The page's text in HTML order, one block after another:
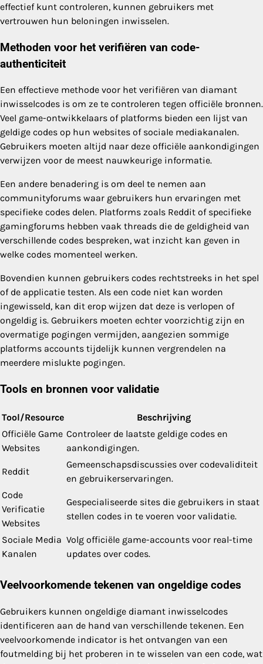
effectief kunt controleren, kunnen gebruikers met
vertrouwen hun beloningen inwisselen.
Methoden voor het verifiëren van code-
authenticiteit
Een effectieve methode voor het verifiëren van diamant
inwisselcodes is om ze te controleren tegen officiële bronnen.
Veel game-ontwikkelaars of platforms bieden een lijst van
geldige codes op hun websites of sociale mediakanalen.
Gebruikers moeten altijd naar deze officiële aankondigingen
verwijzen voor de meest nauwkeurige informatie.
Een andere benadering is om deel te nemen aan
communityforums waar gebruikers hun ervaringen met
specifieke codes delen. Platforms zoals Reddit of specifieke
gamingforums hebben vaak threads die de geldigheid van
verschillende codes bespreken, wat inzicht kan geven in
welke codes momenteel werken.
Bovendien kunnen gebruikers codes rechtstreeks in het spel
of de applicatie testen. Als een code niet kan worden
ingewisseld, kan dit erop wijzen dat deze is verlopen of
ongeldig is. Gebruikers moeten echter voorzichtig zijn en
overmatige pogingen vermijden, aangezien sommige
platforms accounts tijdelijk kunnen vergrendelen na
meerdere mislukte pogingen.
Tools en bronnen voor validatie
Tool/Resource
Beschrijving
Officiële Game
Websites
Controleer de laatste geldige codes en
aankondigingen.
Reddit
Gemeenschapsdiscussies over codevaliditeit
en gebruikerservaringen.
Code
Verificatie
Websites
Gespecialiseerde sites die gebruikers in staat
stellen codes in te voeren voor validatie.
Sociale Media
Kanalen
Volg officiële game-accounts voor real-time
updates over codes.
Veelvoorkomende tekenen van ongeldige codes
Gebruikers kunnen ongeldige diamant inwisselcodes
identificeren aan de hand van verschillende tekenen. Een
veelvoorkomende indicator is het ontvangen van een
foutmelding bij het proberen in te wisselen van een code, wat